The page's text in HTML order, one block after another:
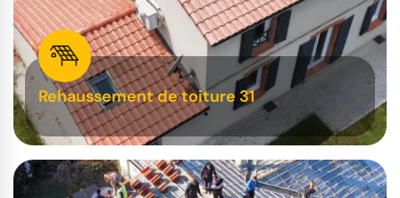
Rehaussement de toiture 31